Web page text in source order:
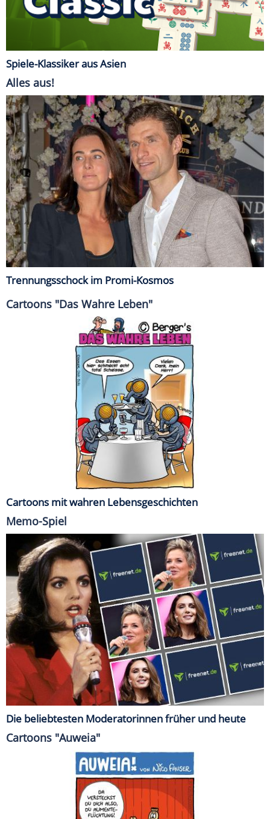
Spiele-Klassiker aus Asien
Alles aus!
Trennungsschock im Promi-Kosmos
Cartoons "Das Wahre Leben"
Cartoons mit wahren Lebensgeschichten
Memo-Spiel
Die beliebtesten Moderatorinnen früher und heute
Cartoons "Auweia"